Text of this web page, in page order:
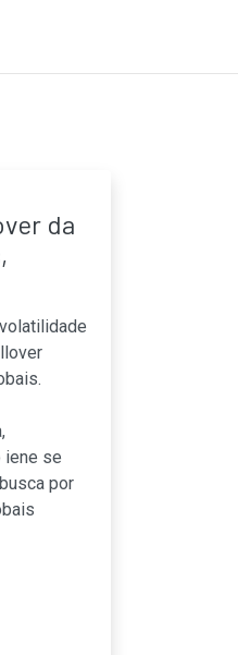
da
iene se
por